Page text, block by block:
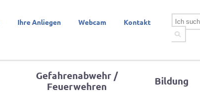
Ihre Anliegen Webcam Kontakt
Gefahrenabwehr /
Feuerwehren
Bildung